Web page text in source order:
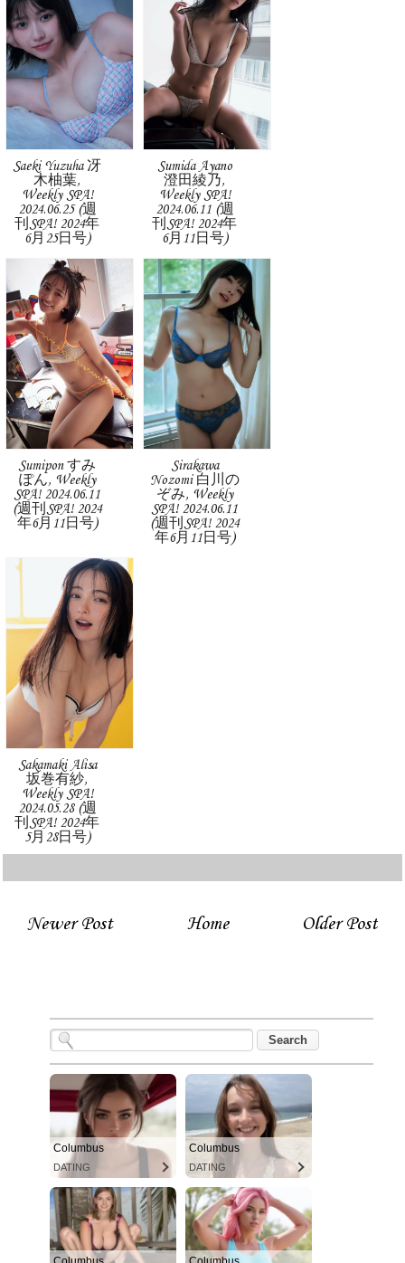
Saeki Yuzuha 冴
木柚葉,
Weekly SPA!
2024.06.25 (週
刊SPA! 2024年
6月25日号)
Sumida Ayano
澄田綾乃,
Weekly SPA!
2024.06.11 (週
刊SPA! 2024年
6月11日号)
Sumipon すみ
ぽん, Weekly
SPA! 2024.06.11
(週刊SPA! 2024
年6月11日号)
Sirakawa
Nozomi 白川の
ぞみ, Weekly
SPA! 2024.06.11
(週刊SPA! 2024
年6月11日号)
Sakamaki Alisa
坂巻有紗,
Weekly SPA!
2024.05.28 (週
刊SPA! 2024年
5月28日号)
Newer Post Older Post
Home
Columbus
DATING
Columbus
DATING